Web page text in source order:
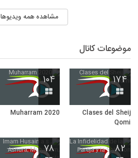
مشاهده همه ویدیوها
موضوعات کانال
۱۷۴
Clases del Sheij
Qomi
۱۰۴
Muharram 2020
۸۲ ۷۸